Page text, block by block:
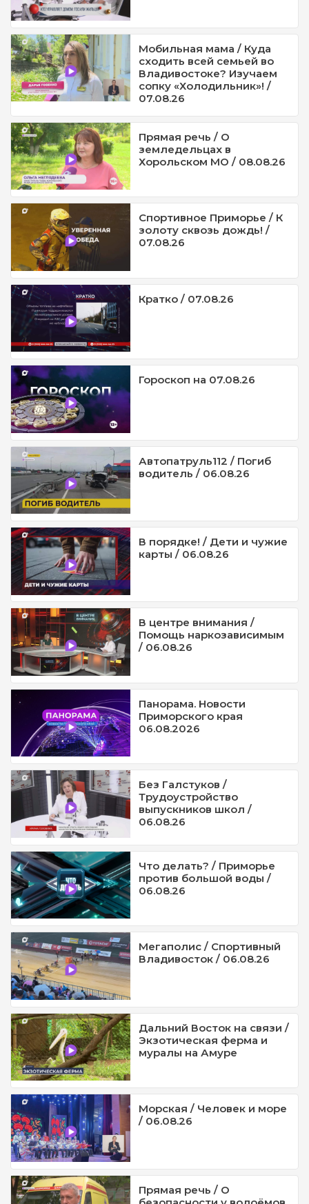
Мобильная мама / Куда
сходить всей семьей во
Владивостоке? Изучаем
сопку «Холодильник»! /
07.08.26
Прямая речь / О
земледельцах в
Хорольском МО / 08.08.26
Спортивное Приморье / К
золоту сквозь дождь! /
07.08.26
Кратко / 07.08.26
Гороскоп на 07.08.26
Автопатруль112 / Погиб
водитель / 06.08.26
В порядке! / Дети и чужие
карты / 06.08.26
В центре внимания /
Помощь наркозависимым
/ 06.08.26
Панорама. Новости
Приморского края
06.08.2026
Без Галстуков /
Трудоустройство
выпускников школ /
06.08.26
Что делать? / Приморье
против большой воды /
06.08.26
Мегаполис / Спортивный
Владивосток / 06.08.26
Дальний Восток на связи /
Экзотическая ферма и
муралы на Амуре
Морская / Человек и море
/ 06.08.26
Прямая речь / О